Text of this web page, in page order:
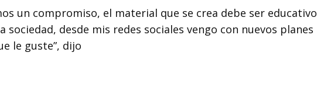
un compromiso, el material que se crea debe ser educativo
sociedad, desde mis redes sociales vengo con nuevos planes
le guste”, dijo